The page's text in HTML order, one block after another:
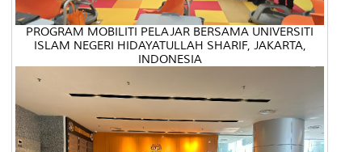
PROGRAM MOBILITI PELAJAR BERSAMA UNIVERSITI
ISLAM NEGERI HIDAYATULLAH SHARIF, JAKARTA,
INDONESIA